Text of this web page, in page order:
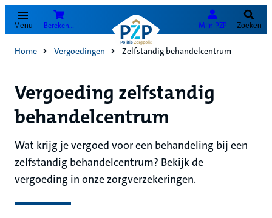
Menu Bereken je premie Mijn PZP Zoeken
Home Vergoedingen Zelfstandig behandelcentrum
Vergoeding zelfstandig
behandelcentrum
Wat krijg je vergoed voor een behandeling bij een
zelfstandig behandelcentrum? Bekijk de
vergoeding in onze zorgverzekeringen.